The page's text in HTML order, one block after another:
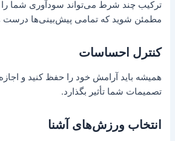
ترکیب چند شرط می‌تواند سودآوری شما را
مطمئن شوید که تمامی پیش‌بینی‌ها درست
کنترل احساسات
همیشه باید آرامش خود را حفظ کنید و
تصمیمات شما تأثیر بگذارد.
انتخاب ورزش‌های آشنا